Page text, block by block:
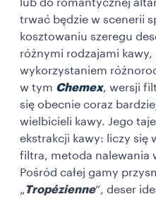
lub do romantycznej
trwać będzie w scenerii
kosztowaniu szeregu
różnymi rodzajami
wykorzystaniem
w tym Chemex, wersji
się obecnie coraz
wielbicieli kawy. Jego
ekstrakcji kawy: liczy się
filtra, metoda nalewania
Pośród całej gamy
„Tropézienne”, deser